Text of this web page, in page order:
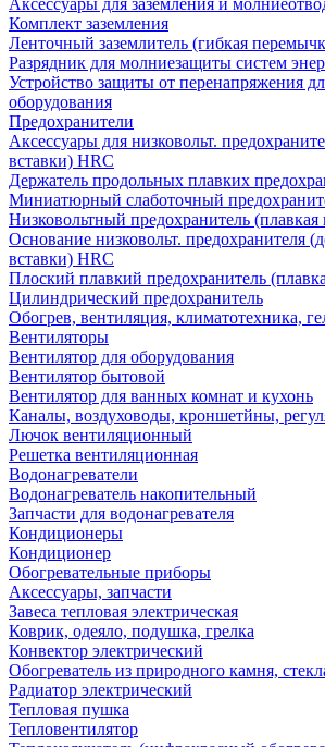
Аксессуары для заземления и
Комплект заземления
Ленточный заземлитель (гибкая
Разрядник для молниезащиты систем
Устройство защиты от перенапряжения
оборудования
Предохранители
Аксессуары для низковольт.
вставки) HRC
Держатель продольных плавких
Миниатюрный слаботочный
Низковольтный предохранитель (плавкая
Основание низковольт. предохранителя
вставки) HRC
Плоский плавкий предохранитель
Цилиндрический предохранитель
Обогрев, вентиляция, климатотехника,
Вентиляторы
Вентилятор для оборудования
Вентилятор бытовой
Вентилятор для ванных комнат и кухонь
Каналы, воздуховоды, кроншетйны,
Лючок вентиляционный
Решетка вентиляционная
Водонагреватели
Водонагреватель накопительный
Запчасти для водонагревателя
Кондиционеры
Кондиционер
Обогревательные приборы
Аксессуары, запчасти
Завеса тепловая электрическая
Коврик, одеяло, подушка, грелка
Конвектор электрический
Обогреватель из природного камня,
Радиатор электрический
Тепловая пушка
Тепловентилятор